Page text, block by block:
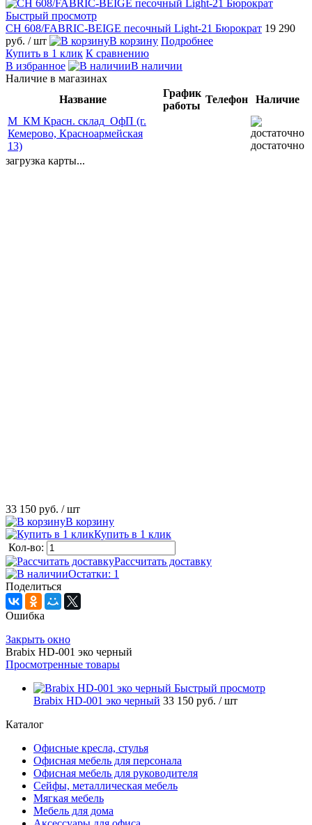
Быстрый просмотр
CH 608/FABRIC-BEIGE песочный Light-21 Бюрократ 19 290
руб. / шт В корзину Подробнее
Купить в 1 клик К сравнению
В избранное
В наличии
Наличие в магазинах
Название
График
работы
Телефон
Наличие
М_КМ Красн. склад_ОфП (г.
Кемерово, Красноармейская
13)
достаточно
загрузка карты...
33 150 руб. / шт
В корзину
Купить в 1 клик
Кол-во:
Рассчитать доставку
Остатки: 1
Поделиться
Ошибка
Закрыть окно
Brabix HD-001 эко черный
Просмотренные товары
Быстрый просмотр
Brabix HD-001 эко черный 33 150 руб. / шт
Каталог
Офисные кресла, стулья
Офисная мебель для персонала
Офисная мебель для руководителя
Сейфы, металлическая мебель
Мягкая мебель
Мебель для дома